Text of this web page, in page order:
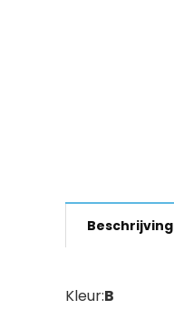
Beschrijving
Kleur:B